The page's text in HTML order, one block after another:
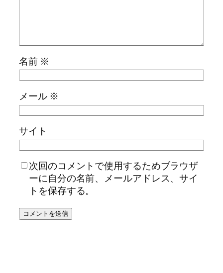
名前 ※
メール ※
サイト
次回のコメントで使用するためブラウザ
ーに自分の名前、メールアドレス、サイ
トを保存する。